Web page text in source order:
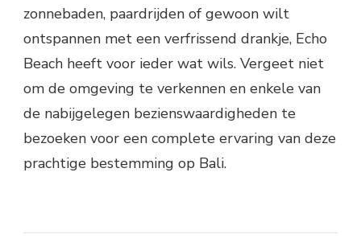
zonnebaden, paardrijden of gewoon wilt
ontspannen met een verfrissend drankje, Echo
Beach heeft voor ieder wat wils. Vergeet niet
om de omgeving te verkennen en enkele van
de nabijgelegen bezienswaardigheden te
bezoeken voor een complete ervaring van deze
prachtige bestemming op Bali.